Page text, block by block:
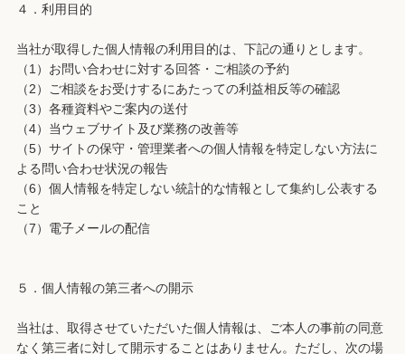
４．利用目的
当社が取得した個人情報の利用目的は、下記の通りとします。
（1）お問い合わせに対する回答・ご相談の予約
（2）ご相談をお受けするにあたっての利益相反等の確認
（3）各種資料やご案内の送付
（4）当ウェブサイト及び業務の改善等
（5）サイトの保守・管理業者への個人情報を特定しない方法に
よる問い合わせ状況の報告
（6）個人情報を特定しない統計的な情報として集約し公表する
こと
（7）電子メールの配信
５．個人情報の第三者への開示
当社は、取得させていただいた個人情報は、ご本人の事前の同意
なく第三者に対して開示することはありません。ただし、次の場